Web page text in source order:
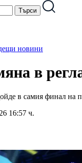
новини
в
в самия финал на
16:57 ч.